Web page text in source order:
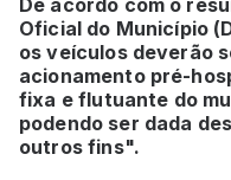
Oficial do Município
os veículos deverão
acionamento pré-
fixa e flutuante do
podendo ser dada
outros fins".